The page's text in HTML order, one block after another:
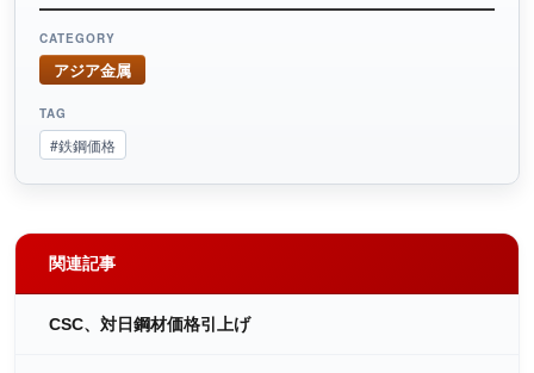
CATEGORY
アジア金属
TAG
#鉄鋼価格
関連記事
CSC、対日鋼材価格引上げ